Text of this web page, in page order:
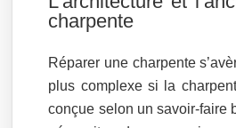
charpente
Réparer une charpente
plus complexe si la
conçue selon un savoir-faire